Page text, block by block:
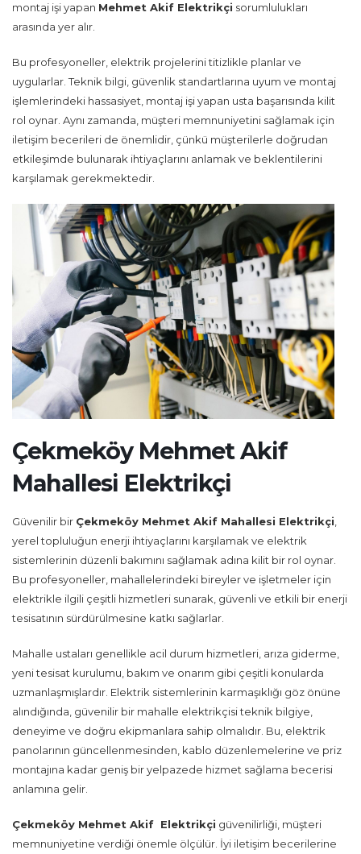
montaj işi yapan Mehmet Akif Elektrikçi sorumlulukları
arasında yer alır.
Bu profesyoneller, elektrik projelerini titizlikle planlar ve
uygularlar. Teknik bilgi, güvenlik standartlarına uyum ve montaj
işlemlerindeki hassasiyet, montaj işi yapan usta başarısında kilit
rol oynar. Aynı zamanda, müşteri memnuniyetini sağlamak için
iletişim becerileri de önemlidir, çünkü müşterilerle doğrudan
etkileşimde bulunarak ihtiyaçlarını anlamak ve beklentilerini
karşılamak gerekmektedir.
Çekmeköy Mehmet Akif
Mahallesi Elektrikçi
Güvenilir bir Çekmeköy Mehmet Akif Mahallesi Elektrikçi
yerel topluluğun enerji ihtiyaçlarını karşılamak ve elektrik
sistemlerinin düzenli bakımını sağlamak adına kilit bir rol oynar.
Bu profesyoneller, mahallelerindeki bireyler ve işletmeler için
elektrikle ilgili çeşitli hizmetleri sunarak, güvenli ve etkili bir enerji
tesisatının sürdürülmesine katkı sağlarlar.
Mahalle ustaları genellikle acil durum hizmetleri, arıza giderme,
yeni tesisat kurulumu, bakım ve onarım gibi çeşitli konularda
uzmanlaşmışlardır. Elektrik sistemlerinin karmaşıklığı göz önüne
alındığında, güvenilir bir mahalle elektrikçisi teknik bilgiye,
deneyime ve doğru ekipmanlara sahip olmalıdır. Bu, elektrik
panolarının güncellenmesinden, kablo düzenlemelerine ve priz
montajına kadar geniş bir yelpazede hizmet sağlama becerisi
anlamına gelir.
Çekmeköy Mehmet Akif Elektrikçi güvenilirliği, müşteri
memnuniyetine verdiği önemle ölçülür. İyi iletişim becerilerine